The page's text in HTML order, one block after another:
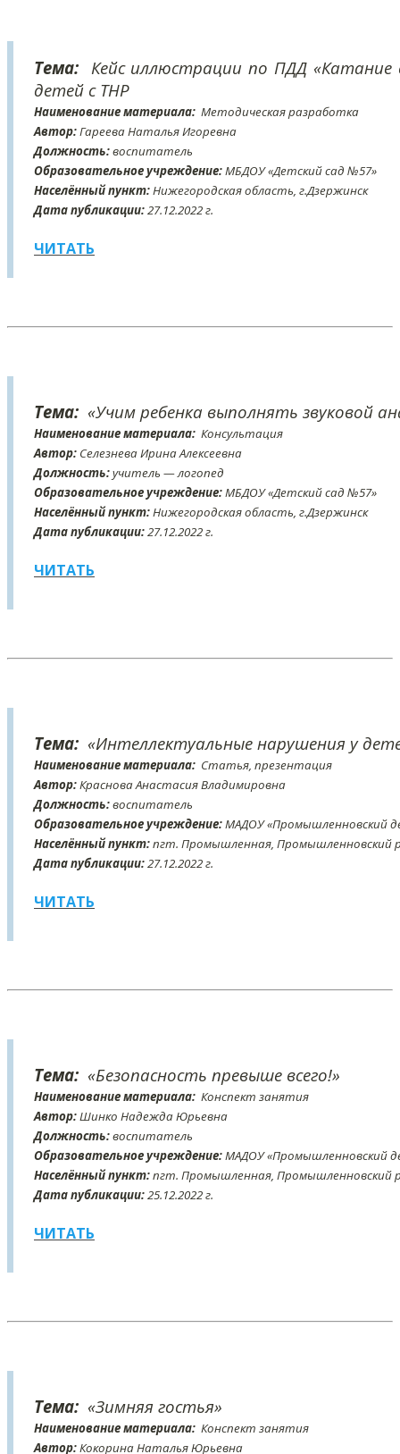
Тема: Кейс иллюстрации по ПДД «Катание
детей с ТНР
Наименование материала: Методическая разработка
Автор:Гареева Наталья Игоревна
Должность:воспитатель
Образовательное учреждение:МБДОУ «Детский сад №57»
Населённый пункт:Нижегородская область, г.Дзержинск
Дата публикации:27.12.2022 г.
ЧИТАТЬ
Тема: «Учим ребенка выполнять звуковой
Наименование материала: Консультация
Автор: Селезнева Ирина Алексеевна
Должность:учитель — логопед
Образовательное учреждение:МБДОУ «Детский сад №57»
Населённый пункт:Нижегородская область, г.Дзержинск
Дата публикации:27.12.2022 г.
ЧИТАТЬ
Тема: «Интеллектуальные нарушения у
Наименование материала: Статья, презентация
Автор:Краснова Анастасия Владимировна
Должность:воспитатель
Образовательное учреждение:МАДОУ «Промышленновский
Населённый пункт:пгт. Промышленная, Промышленновский
Дата публикации:27.12.2022 г.
ЧИТАТЬ
Тема: «Безопасность превыше всего!»
Наименование материала: Конспект занятия
Автор:Шинко Надежда Юрьевна
Должность:воспитатель
Образовательное учреждение:МАДОУ «Промышленновский
Населённый пункт:пгт. Промышленная, Промышленновский
Дата публикации:25.12.2022 г.
ЧИТАТЬ
Тема: «Зимняя гостья»
Наименование материала: Конспект занятия
Автор:Кокорина Наталья Юрьевна